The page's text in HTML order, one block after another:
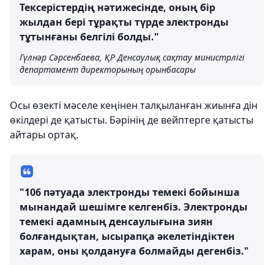
Тексерістердің нәтижесінде, оның бір
жылдан бері тұрақты түрде электронды
тұтынғаны белгілі болды."
Гүлнәр Сәрсенбаева, ҚР Денсаулық сақтау министрлігі
департамент директорының орынбасары
Осы өзекті мәселе кеңінен талқыланған жиынға дін
өкілдері де қатысты. Бәрінің де вейптерге қатысты
айтары ортақ.
"106 пәтуада электронды темекі бойынша
мынандай шешімге келгенбіз. Электронды
темекі адамның денсаулығына зиян
болғандықтан, ысырапқа әкелетіндіктен
харам, оны қолдануға болмайды дегенбіз."